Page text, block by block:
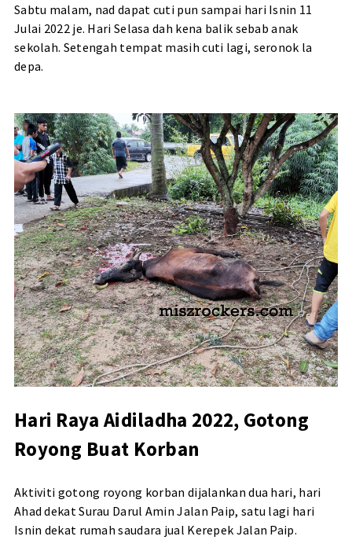
Sabtu malam, nad dapat cuti pun sampai hari Isnin 11
Julai 2022 je. Hari Selasa dah kena balik sebab anak
sekolah. Setengah tempat masih cuti lagi, seronok la
depa.
Hari Raya Aidiladha 2022, Gotong
Royong Buat Korban
Aktiviti gotong royong korban dijalankan dua hari, hari
Ahad dekat Surau Darul Amin Jalan Paip, satu lagi hari
Isnin dekat rumah saudara jual Kerepek Jalan Paip.